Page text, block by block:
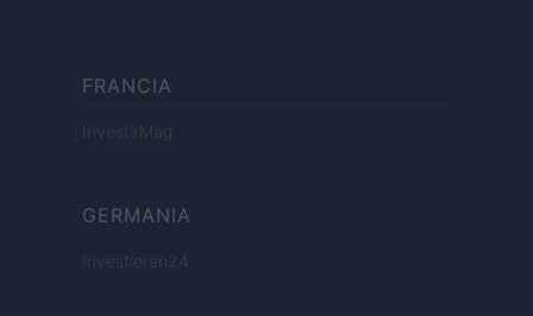
FRANCIA
InvestirMag
GERMANIA
Investieren24